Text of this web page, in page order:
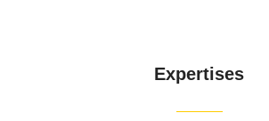
Expertises